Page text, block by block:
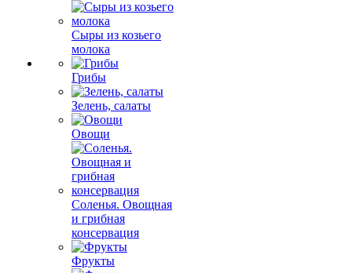
Сыры из козьего
молока
Грибы
Зелень, салаты
Овощи
Соленья. Овощная
и грибная
консервация
Фрукты